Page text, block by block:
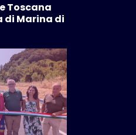
Toscana
di Marina di